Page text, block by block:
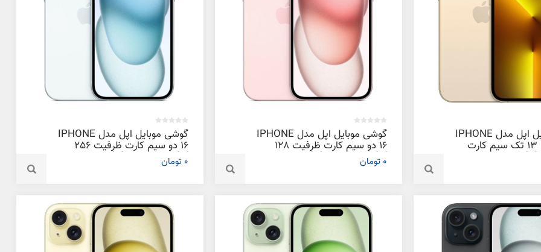
گوشی موبایل اپل مدل IPHONE
13 PRO MAX تک سیم‌ کارت
گوشی موبایل اپل مدل IPHONE
16 دو سیم‌ کارت ظرفیت 128
گیگابایت و رم 6 گیگابایت
0 تومان
گوشی موبایل اپل مدل IPHONE
16 دو سیم‌ کارت ظرفیت 256
گیگابایت و رم 6 گیگابایت
0 تومان